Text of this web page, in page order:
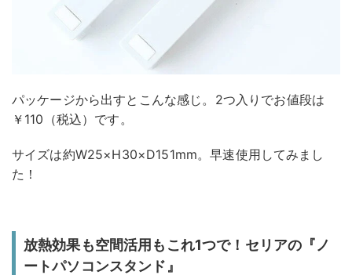
パッケージから出すとこんな感じ。2つ入りでお値段は
￥110（税込）です。
サイズは約W25×H30×D151mm。早速使用してみまし
た！
放熱効果も空間活用もこれ1つで！セリアの『ノ
ートパソコンスタンド』